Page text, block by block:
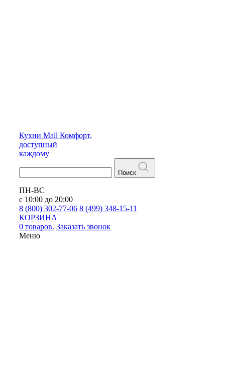
Кухни Mall Комфорт,
доступный
каждому
Поиск
ПН-ВС
с 10:00 до 20:00
8 (800) 302-77-06 8 (499) 348-15-11
КОРЗИНА
0 товаров. Заказать звонок
Меню